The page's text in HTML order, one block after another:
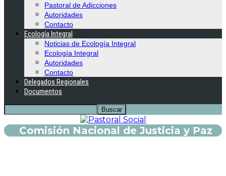
Pastoral de Adicciones
Autoridades
Contacto
Ecología Integral
Noticias de Ecología Integral
Ecología Integral
Autoridades
Contacto
Delegados Regionales
Documentos
Comisión Nacional de Justicia y Paz